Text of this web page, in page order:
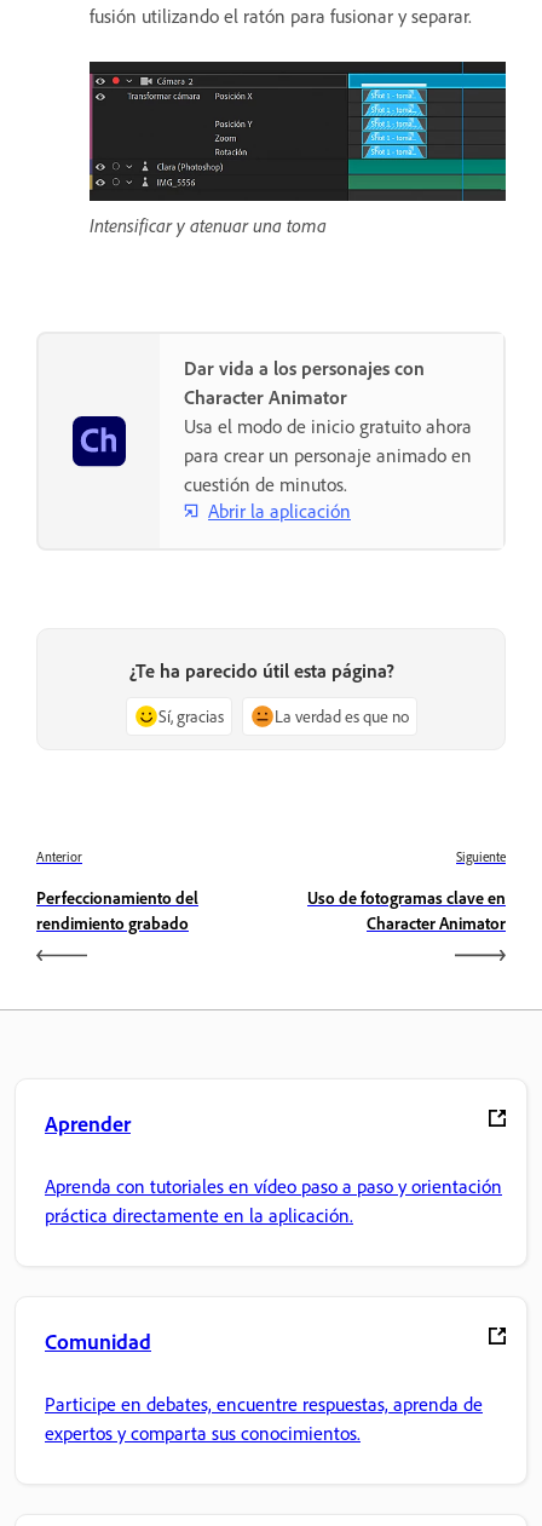
fusión utilizando el ratón para fusionar y separar.
Intensificar y atenuar una toma
Dar vida a los personajes con
Character Animator
Usa el modo de inicio gratuito ahora
para crear un personaje animado en
cuestión de minutos.
Abrir la aplicación
¿Te ha parecido útil esta página?
Sí, gracias La verdad es que no
Anterior
Perfeccionamiento del
rendimiento grabado
Siguiente
Uso de fotogramas clave en
Character Animator
Aprender
Aprenda con tutoriales en vídeo paso a paso y orientación
práctica directamente en la aplicación.
Comunidad
Participe en debates, encuentre respuestas, aprenda de
expertos y comparta sus conocimientos.